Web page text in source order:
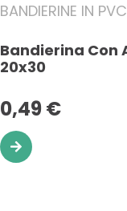
BANDIERINE IN PVC
Bandierina Con
20x30
0,49 €